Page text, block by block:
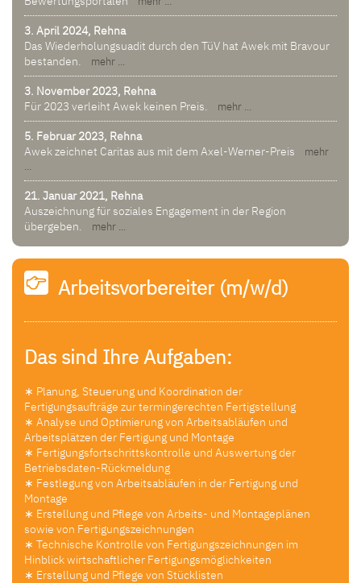
3. April 2024, Rehna
Das Wiederholungsuadit durch den TüV hat Awek mit Bravour
bestanden.
mehr ...
3. November 2023, Rehna
Für 2023 verleiht Awek keinen Preis.
mehr ...
5. Februar 2023, Rehna
Awek zeichnet Caritas aus mit dem Axel-Werner-Preis
mehr
...
21. Januar 2021, Rehna
Auszeichnung für soziales Engagement in der Region
übergeben.
mehr ...
Arbeitsvorbereiter (m/w/d)
Das sind Ihre Aufgaben:
∗ Planung, Steuerung und Koordination der
Fertigungsaufträge zur termingerechten Fertigstellung
∗ Analyse und Optimierung von Arbeitsabläufen und
Arbeitsplätzen der Fertigung und Montage
∗ Fertigungsfortschrittskontrolle und Auswertung der
Betriebsdaten-Rückmeldung
∗ Festlegung von Arbeitsabläufen in der Fertigung und
Montage
∗ Erstellung und Pflege von Arbeits- und Montageplänen
sowie von Fertigungszeichnungen
∗ Technische Kontrolle von Fertigungszeichnungen im
Hinblick wirtschaftlicher Fertigungsmöglichkeiten
∗ Erstellung und Pflege von Stücklisten